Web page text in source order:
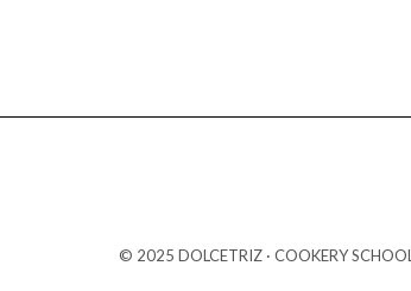
© 2025 DOLCETRIZ · COOKERY SCHOOL